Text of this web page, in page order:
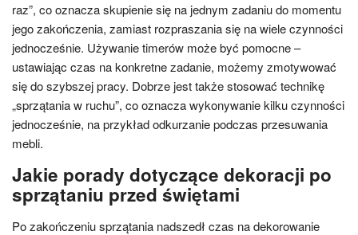
raz”, co oznacza skupienie się na jednym zadaniu do momentu
jego zakończenia, zamiast rozpraszania się na wiele czynności
jednocześnie. Używanie timerów może być pomocne –
ustawiając czas na konkretne zadanie, możemy zmotywować
się do szybszej pracy. Dobrze jest także stosować technikę
„sprzątania w ruchu”, co oznacza wykonywanie kilku czynności
jednocześnie, na przykład odkurzanie podczas przesuwania
mebli.
Jakie porady dotyczące dekoracji po
sprzątaniu przed świętami
Po zakończeniu sprzątania nadszedł czas na dekorowanie